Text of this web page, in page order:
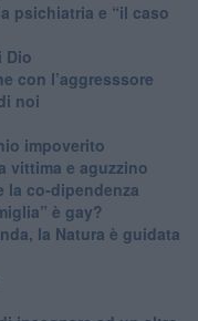
psichiatria e “il caso
Dio
con l’aggresssore
noi
impoverito
vittima e aguzzino
la co-dipendenza
è gay?
la Natura è guidata